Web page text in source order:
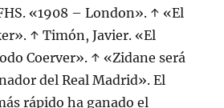
«1908 – London». ↑ «El
↑ Timón, Javier. «El
Coerver». ↑ «Zidane será
del Real Madrid». El
rápido ha ganado el